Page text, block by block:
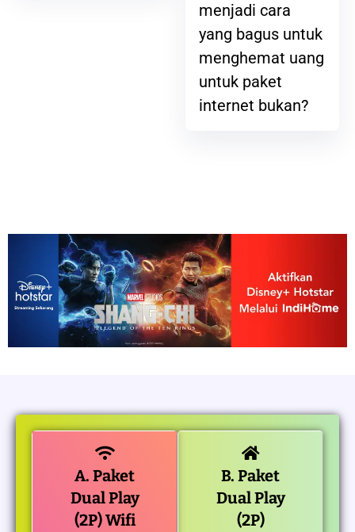
menjadi cara
yang bagus untuk
menghemat uang
untuk paket
internet bukan?
A. Paket
Dual Play
(2P) Wifi
B. Paket
Dual Play
(2P)